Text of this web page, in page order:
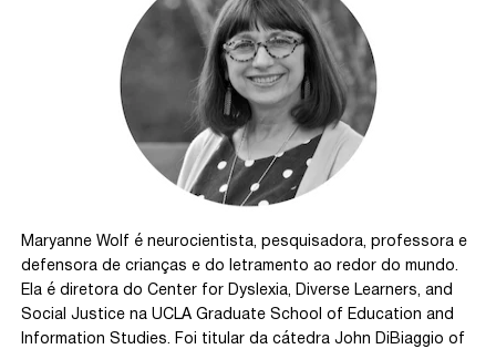
Maryanne Wolf é neurocientista, pesquisadora, professora e
defensora de crianças e do letramento ao redor do mundo.
Ela é diretora do Center for Dyslexia, Diverse Learners, and
Social Justice na UCLA Graduate School of Education and
Information Studies. Foi titular da cátedra John DiBiaggio of